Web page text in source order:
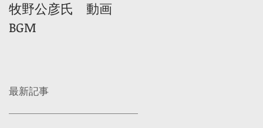
牧野公彦氏 動画
BGM
最新記事